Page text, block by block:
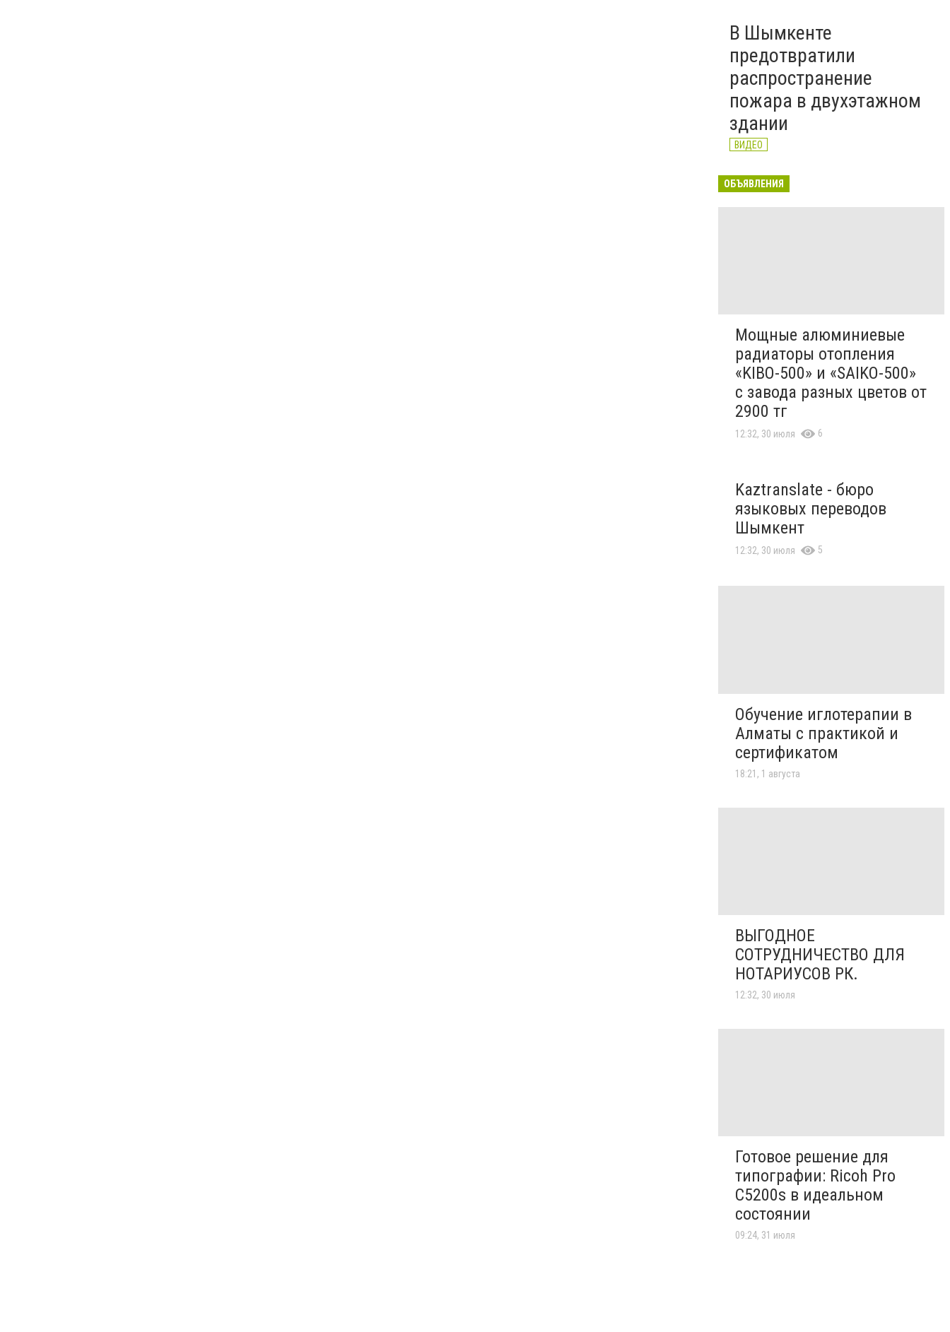
В Шымкенте
предотвратили
распространение
пожара в двухэтажном
здании
ВИДЕО
ОБЪЯВЛЕНИЯ
Мощные алюминиевые
радиаторы отопления
«KIBO-500» и «SAIKO-500»
с завода разных цветов от
2900 тг
12:32, 30 июля 6
Kaztranslate - бюро
языковых переводов
Шымкент
12:32, 30 июля 5
Обучение иглотерапии в
Алматы с практикой и
сертификатом
18:21, 1 августа
ВЫГОДНОЕ
СОТРУДНИЧЕСТВО ДЛЯ
НОТАРИУСОВ РК.
12:32, 30 июля
Готовое решение для
типографии: Ricoh Pro
C5200s в идеальном
состоянии
09:24, 31 июля